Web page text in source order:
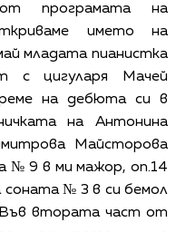
програмата на
името на
младата пианистка
с цигуларя Мачей
на дебюта си в
на Антонина
Майсторова
№ 9 в ми мажор, оп.14
№ 3 в си бемол
втората част от